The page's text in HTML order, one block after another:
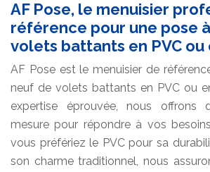
AF Pose, le menuisier
référence pour une pose
volets battants en PVC ou
AF Pose est le menuisier de
neuf de volets battants en PVC ou
expertise éprouvée, nous offrons
mesure pour répondre à vos
vous préfériez le PVC pour sa
son charme traditionnel, nous